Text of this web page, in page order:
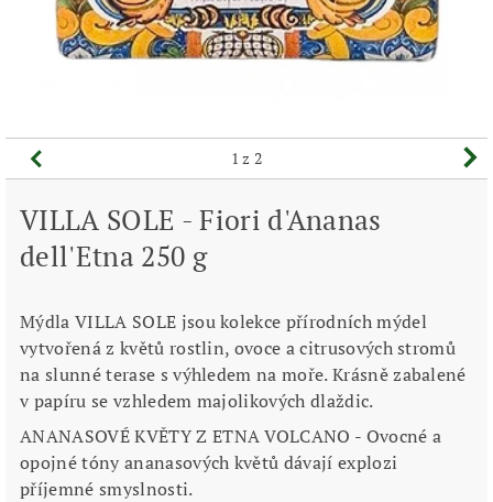
1 z 2
VILLA SOLE - Fiori d'Ananas
dell'Etna 250 g
Mýdla VILLA SOLE jsou kolekce přírodních mýdel
vytvořená z květů rostlin, ovoce a citrusových stromů
na slunné terase s výhledem na moře. Krásně zabalené
v papíru se vzhledem majolikových dlaždic.
ANANASOVÉ KVĚTY Z ETNA VOLCANO - Ovocné a
opojné tóny ananasových květů dávají explozi
příjemné smyslnosti.